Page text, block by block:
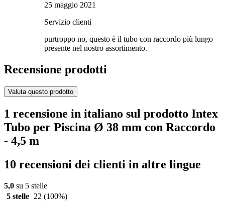
25 maggio 2021
Servizio clienti
purtroppo no, questo è il tubo con raccordo più lungo
presente nel nostro assortimento.
Recensione prodotti
Valuta questo prodotto
1 recensione in italiano sul prodotto Intex
Tubo per Piscina Ø 38 mm con Raccordo
- 4,5 m
10 recensioni dei clienti in altre lingue
5,0 su 5 stelle
5 stelle
22 (100%)